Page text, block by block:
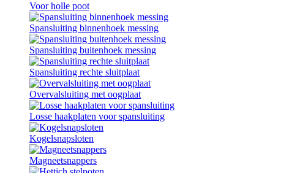
Voor holle poot
Spansluiting binnenhoek messing
Spansluiting buitenhoek messing
Spansluiting rechte sluitplaat
Overvalsluiting met oogplaat
Losse haakplaten voor spansluiting
Kogelsnapsloten
Magneetsnappers